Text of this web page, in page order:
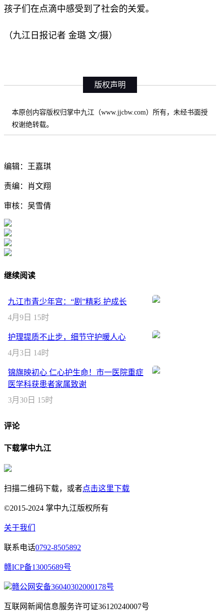
孩子们在点滴中感受到了社会的关爱。
（九江日报记者 金璐 文/摄）
版权声明
本原创内容版权归掌中九江（www.jjcbw.com）所有，未经书面授
权谢绝转载。
编辑：王嘉琪
责编：肖文翔
审核：吴雪倩
继续阅读
九江市青少年宫：“剧”精彩 护成长
4月9日 15时
护理提质不止步，细节守护暖人心
4月3日 14时
锦旗映初心 仁心护生命！市一医院重症
医学科获患者家属致谢
3月30日 15时
评论
下载掌中九江
扫描二维码下载，或者点击这里下载
©2015-2024 掌中九江版权所有
关于我们
联系电话0792-8505892
赣ICP备13005689号
赣公网安备36040302000178号
互联网新闻信息服务许可证36120240007号